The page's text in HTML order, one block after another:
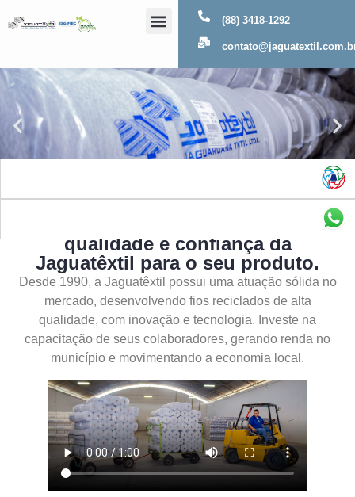
(88) 3418-1292
qualidade e confiança da
Jaguatêxtil para o seu produto.
Desde 1990, a Jaguatêxtil possui uma atuação sólida no
mercado, desenvolvendo fios reciclados de alta
qualidade, com inovação e tecnologia. Investe na
capacitação de seus colaboradores, gerando renda no
município e movimentando a economia local.